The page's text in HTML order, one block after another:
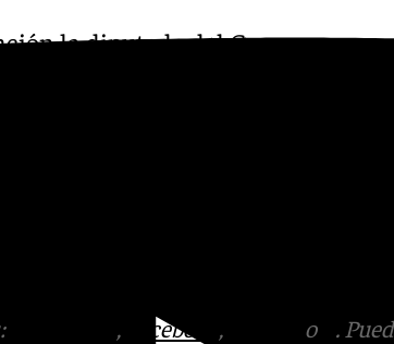
la diputada del Grupo
que ha señalado que «la
es especialmente
el Albaicín, Realejo y
y masificado». Durán ha
, Facebook , o
.